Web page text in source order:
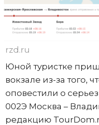
rzd.ru
Юной туристке
вокзале из-за того,
оповестили о
002Э Москва –
редакцию